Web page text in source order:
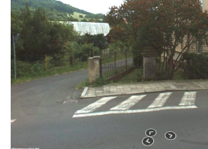
Kříž u brány na hřbitov ve Velešíně
Kříž na zahradě domu čp. 127 v Římově
Kříž u fary v Římově
Kříž u lípy Jana Gurreho v Římově
Boží muka u hřbitova v Římově
Centrální kříž hřbitova v Římově